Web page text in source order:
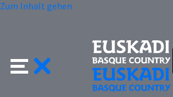
Zum Inhalt gehen